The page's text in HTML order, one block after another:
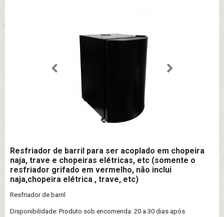
Resfriador de barril para ser acoplado em chopeira
naja, trave e chopeiras elétricas, etc (somente o
resfriador grifado em vermelho, não inclui
naja,chopeira elétrica , trave, etc)
Resfriador de barril
Disponibilidade: Produto sob encomenda: 20 a 30 dias após